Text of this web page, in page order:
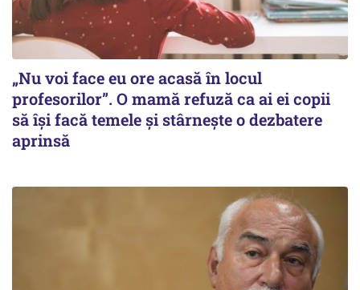
„Nu voi face eu ore acasă în locul
profesorilor”. O mamă refuză ca ai ei copii
să își facă temele și stârnește o dezbatere
aprinsă